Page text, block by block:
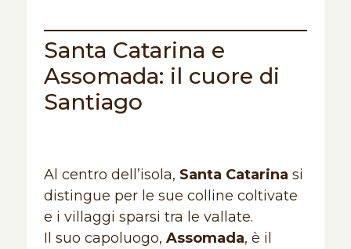
Santa Catarina e
Assomada: il cuore di
Santiago
Al centro dell’isola, Santa Catarina si
distingue per le sue colline coltivate
e i villaggi sparsi tra le vallate.
Il suo capoluogo, Assomada, è il